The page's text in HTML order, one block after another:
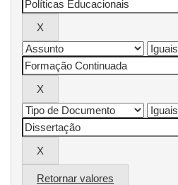
Retornar valores